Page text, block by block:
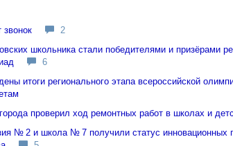
звонок 2
школьника стали победителями и призёрами
6
итоги регионального этапа всероссийской
проверил ход ремонтных работ в школах и
№ 2 и школа № 7 получили статус инновационных